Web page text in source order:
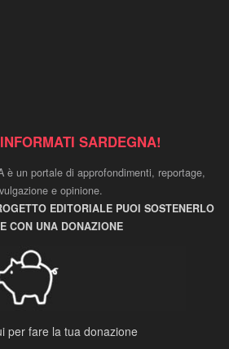
SARDEGNA!
è un portale di approfondimenti, reportage,
e opinione.
EDITORIALE PUOI SOSTENERLO
CON UNA DONAZIONE
per fare la tua donazione